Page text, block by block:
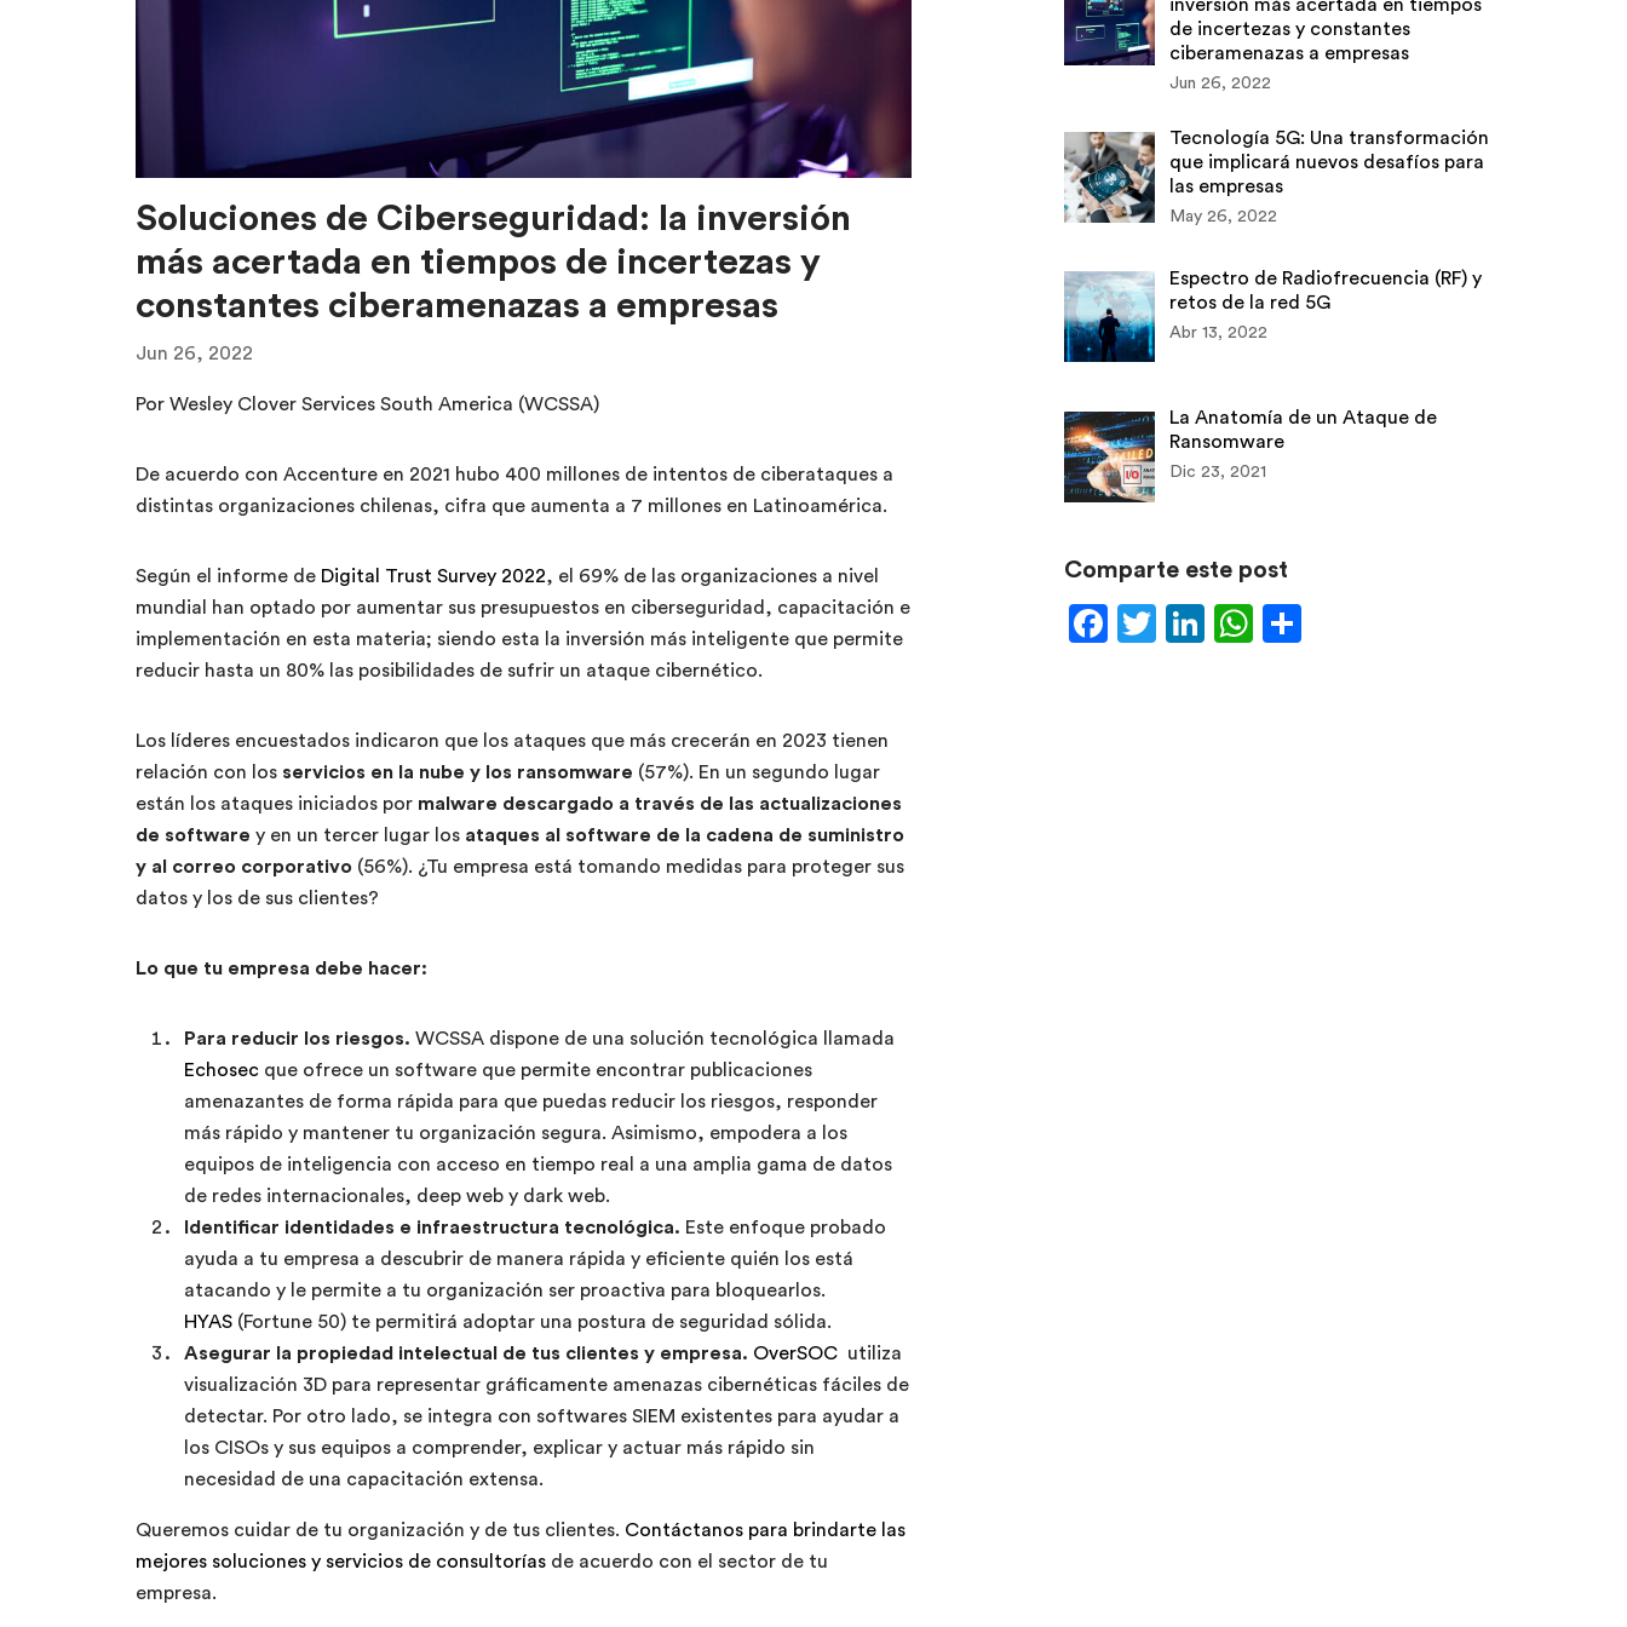
Soluciones de Ciberseguridad: la inversión
más acertada en tiempos de incertezas y
constantes ciberamenazas a empresas
Jun 26, 2022
Por Wesley Clover Services South America (WCSSA)
De acuerdo con Accenture en 2021 hubo 400 millones de intentos de ciberataques a
distintas organizaciones chilenas, cifra que aumenta a 7 millones en Latinoamérica.
Según el informe de Digital Trust Survey 2022, el 69% de las organizaciones a nivel
mundial han optado por aumentar sus presupuestos en ciberseguridad, capacitación e
implementación en esta materia; siendo esta la inversión más inteligente que permite
reducir hasta un 80% las posibilidades de sufrir un ataque cibernético.
Los líderes encuestados indicaron que los ataques que más crecerán en 2023 tienen
relación con los servicios en la nube y los ransomware (57%). En un segundo lugar
están los ataques iniciados por malware descargado a través de las actualizaciones
de software y en un tercer lugar los ataques al software de la cadena de suministro
y al correo corporativo (56%). ¿Tu empresa está tomando medidas para proteger sus
datos y los de sus clientes?
Lo que tu empresa debe hacer:
Para reducir los riesgos. WCSSA dispone de una solución tecnológica llamada
Echosec que ofrece un software que permite encontrar publicaciones
amenazantes de forma rápida para que puedas reducir los riesgos, responder
más rápido y mantener tu organización segura. Asimismo, empodera a los
equipos de inteligencia con acceso en tiempo real a una amplia gama de datos
de redes internacionales, deep web y dark web.
Identificar identidades e infraestructura tecnológica. Este enfoque probado
ayuda a tu empresa a descubrir de manera rápida y eficiente quién los está
atacando y le permite a tu organización ser proactiva para bloquearlos.
HYAS (Fortune 50) te permitirá adoptar una postura de seguridad sólida.
Asegurar la propiedad intelectual de tus clientes y empresa. OverSOC utiliza
visualización 3D para representar gráficamente amenazas cibernéticas fáciles de
detectar. Por otro lado, se integra con softwares SIEM existentes para ayudar a
los CISOs y sus equipos a comprender, explicar y actuar más rápido sin
necesidad de una capacitación extensa.
Queremos cuidar de tu organización y de tus clientes. Contáctanos para brindarte las
mejores soluciones y servicios de consultorías de acuerdo con el sector de tu
empresa.
inversión más acertada en tiempos
de incertezas y constantes
ciberamenazas a empresas
Jun 26, 2022
Tecnología 5G: Una transformación
que implicará nuevos desafíos para
las empresas
May 26, 2022
Espectro de Radiofrecuencia (RF) y
retos de la red 5G
Abr 13, 2022
La Anatomía de un Ataque de
Ransomware
Dic 23, 2021
Comparte este post
Facebook
Twitter
LinkedIn
WhatsApp